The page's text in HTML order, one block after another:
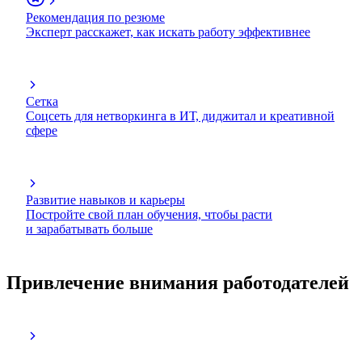
Рекомендация по резюме
Эксперт расскажет, как искать работу эффективнее
Сетка
Соцсеть для нетворкинга в ИТ, диджитал и креативной
сфере
Развитие навыков и карьеры
Постройте свой план обучения, чтобы расти
и зарабатывать больше
Привлечение внимания работодателей